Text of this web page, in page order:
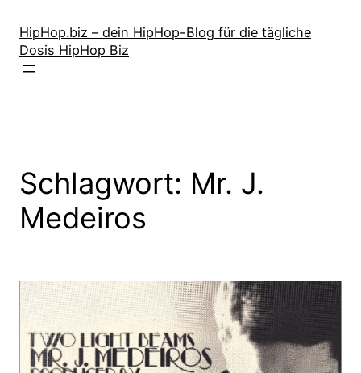
Inhalt
springen
HipHop.biz – dein HipHop-Blog für die tägliche
Dosis HipHop Biz
Schlagwort: Mr. J.
Medeiros